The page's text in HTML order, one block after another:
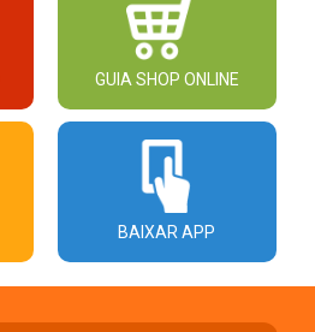
GUIA SHOP ONLINE
BAIXAR APP